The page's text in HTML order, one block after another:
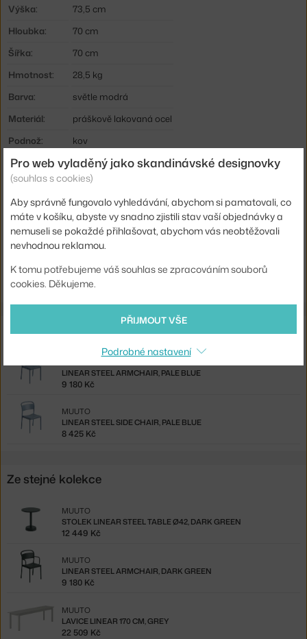
Výška:
73,5 cm
Hloubka:
70 cm
Šířka:
70 cm
Hmotnost:
28,5 kg
Barva:
světle modrá
Materiál:
práškově lakovaná ocel
Podnož:
kov
Tvar stolu:
čtverec
Deska stolu:
kov
Typ:
Jídelní / barový stůl
Kód produktu MUU-LSTCAT70S105
Shopping from the EU? Switch toLinear Steel 70x70, pale blue
LINEAR STEEL ARMCHAIR, PALE BLUE
9 180 Kč
LINEAR STEEL SIDE CHAIR, PALE BLUE
MUUTO
8 425 Kč
Ze stejné kolekce
STOLEK LINEAR STEEL TABLE Ø42, DARK GREEN
MUUTO
12 449 Kč
LINEAR STEEL ARMCHAIR, DARK GREEN
MUUTO
9 180 Kč
LAVICE LINEAR 170 CM, GREY
MUUTO
22 509 Kč
Pro web vyladěný jako skandinávské designovky
(souhlas s cookies)
Aby správně fungovalo vyhledávání, abychom si pamatovali, co
máte v košíku, abyste vy snadno zjistili stav vaší objednávky a
nemuseli se pokaždé přihlašovat, abychom vás neobtěžovali
nevhodnou reklamou.
K tomu potřebujeme váš souhlas se zpracováním souborů
cookies. Děkujeme.
PŘIJMOUT VŠE
Podrobné nastavení